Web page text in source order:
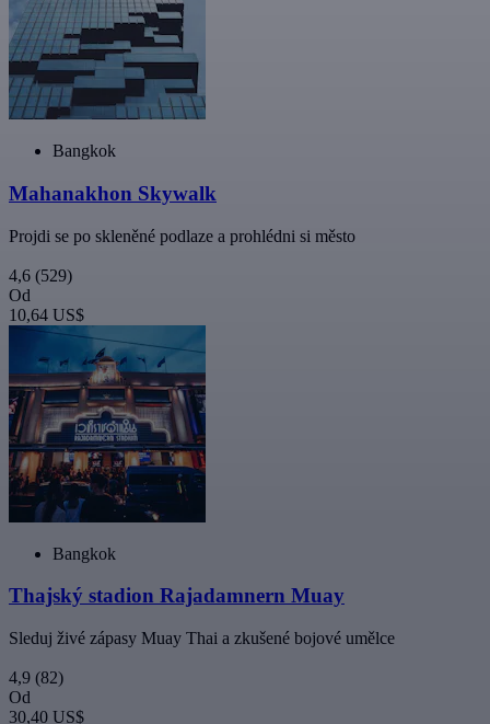
Bangkok
Mahanakhon Skywalk
Projdi se po skleněné podlaze a prohlédni si město
4,6 (529)
Od
10,64 US$
Bangkok
Thajský stadion Rajadamnern Muay
Sleduj živé zápasy Muay Thai a zkušené bojové umělce
4,9 (82)
Od
30,40 US$